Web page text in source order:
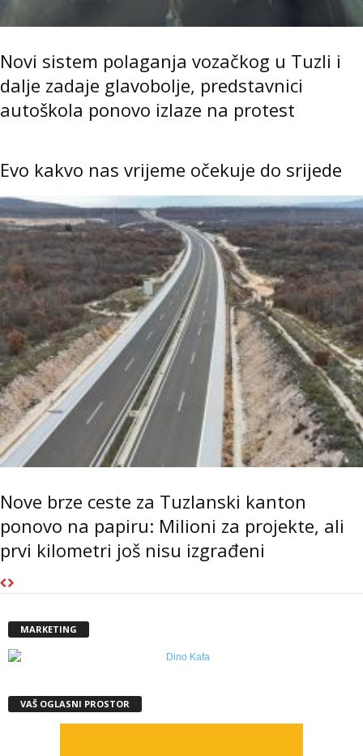
Novi sistem polaganja vozačkog u Tuzli i
dalje zadaje glavobolje, predstavnici
autoškola ponovo izlaze na protest
Evo kakvo nas vrijeme očekuje do srijede
Nove brze ceste za Tuzlanski kanton
ponovo na papiru: Milioni za projekte, ali
prvi kilometri još nisu izgrađeni
MARKETING
VAŠ OGLASNI PROSTOR